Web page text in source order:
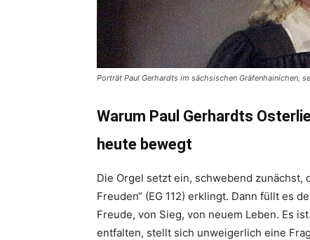
Porträt Paul Gerhardts im sächsischen Gräfenhainichen,
Warum Paul Gerhardts
heute bewegt
Die Orgel setzt ein, schwebend zunächst,
Freuden“ (EG 112) erklingt. Dann füllt es
Freude, von Sieg, von neuem Leben. Es
entfalten, stellt sich unweigerlich eine